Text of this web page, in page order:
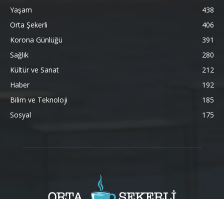
Yaşam
438
Orta Şekerli
406
Korona Günlüğü
391
Sağlık
280
Kültür ve Sanat
212
Haber
192
Bilim ve Teknoloji
185
Sosyal
175